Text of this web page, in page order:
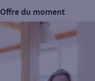
Offre du moment